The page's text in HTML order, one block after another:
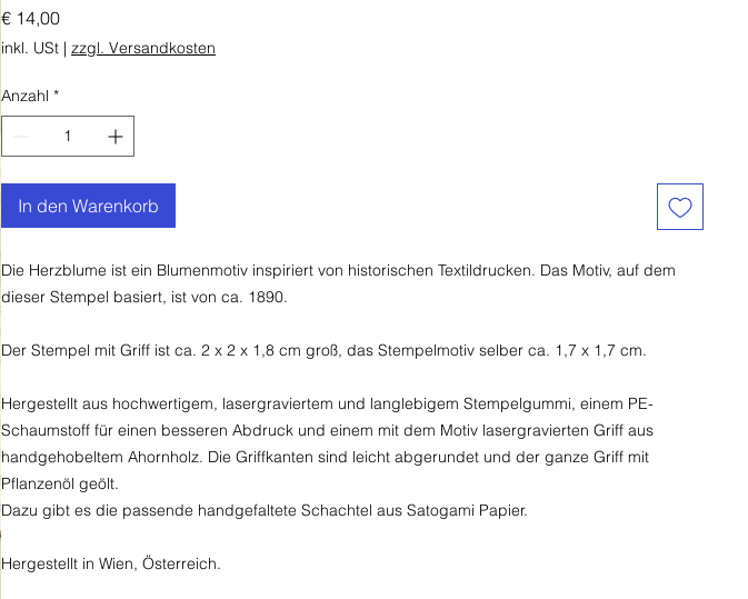
€ 14,00Preis
inkl. USt | zzgl. Versandkosten
Anzahl *
In den Warenkorb
Die Herzblume ist ein Blumenmotiv inspiriert von historischen Textildrucken. Das Motiv, auf dem
dieser Stempel basiert, ist von ca. 1890.
Der Stempel mit Griff ist ca. 2 x 2 x 1,8 cm groß, das Stempelmotiv selber ca. 1,7 x 1,7 cm.
Hergestellt aus hochwertigem, lasergraviertem und langlebigem Stempelgummi, einem PE-
Schaumstoff für einen besseren Abdruck und einem mit dem Motiv lasergravierten Griff aus
handgehobeltem Ahornholz. Die Griffkanten sind leicht abgerundet und der ganze Griff mit
Pflanzenöl geölt.
Dazu gibt es die passende handgefaltete Schachtel aus Satogami Papier.
Hergestellt in Wien, Österreich.